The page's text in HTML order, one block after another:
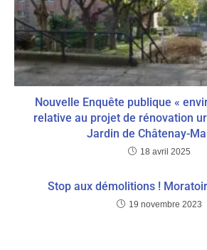
Nouvelle Enquête publique «
relative au projet de rénovation
Jardin de Châtenay-
18 avril 2025
Stop aux démolitions !
19 novembre 2023